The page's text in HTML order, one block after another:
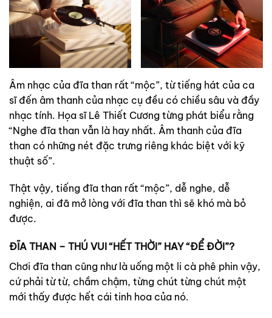
Âm nhạc của đĩa than rất “mộc”, từ tiếng hát của ca
sĩ đến âm thanh của nhạc cụ đều có chiều sâu và đầy
nhạc tính. Họa sĩ Lê Thiết Cương từng phát biểu rằng
“Nghe đĩa than vẫn là hay nhất. Âm thanh của đĩa
than có những nét đặc trưng riêng khác biệt với kỹ
thuật số”.
Thật vậy, tiếng đĩa than rất “mộc”, dễ nghe, dễ
nghiện, ai đã mở lòng với đĩa than thì sẽ khó mà bỏ
được.
ĐĨA THAN – THÚ VUI “HẾT THỜI” HAY “ĐỂ ĐỜI”?
Chơi đĩa than cũng như là uống một li cà phê phin vậy,
cứ phải từ từ, chầm chậm, từng chút từng chút một
mới thấy được hết cái tinh hoa của nó.